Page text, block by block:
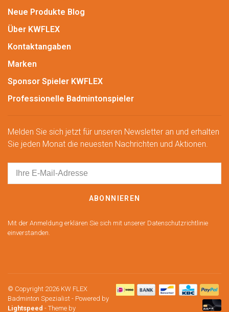
Neue Produkte Blog
Über KWFLEX
Kontaktangaben
Marken
Sponsor Spieler KWFLEX
Professionelle Badmintonspieler
Melden Sie sich jetzt für unseren Newsletter an und erhalten
Sie jeden Monat die neuesten Nachrichten und Aktionen.
ABONNIEREN
Mit der Anmeldung erklären Sie sich mit unserer Datenschutzrichtlinie
einverstanden.
© Copyright 2026 KW FLEX
Badminton Spezialist - Powered by
Lightspeed - Theme by